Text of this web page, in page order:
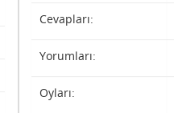
Cevapları:
Yorumları:
Oyları: